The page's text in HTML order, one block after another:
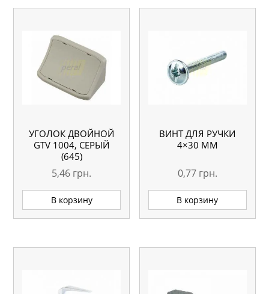
УГОЛОК ДВОЙНОЙ
GTV 1004, СЕРЫЙ
(645)
5,46 грн.
В корзину
ВИНТ ДЛЯ РУЧКИ
4×30 ММ
0,77 грн.
В корзину